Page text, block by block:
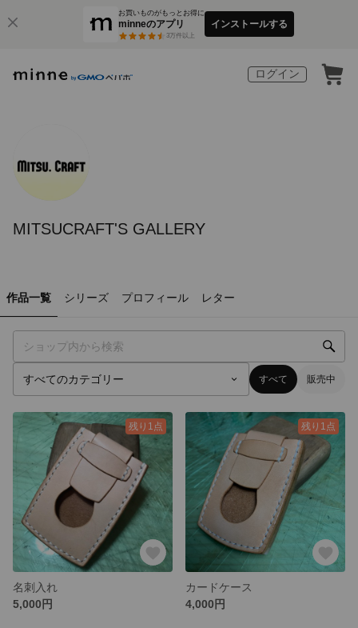
お買いものがもっとお得に
minneのアプリ
3万件以上
インストールする
ログイン
MITSUCRAFT'S GALLERY
作品一覧 シリーズ プロフィール レター
すべて 販売中
残り1点
名刺入れ
5,000円
残り1点
カードケース
4,000円